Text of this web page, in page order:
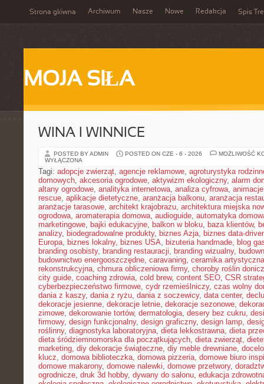
Strona główna Archiwum Nasze Nowe Redakcja Spis
MOJA SIŁA
WINA I WINNICE
POSTED BY ADMIN POSTED ON CZE - 6 - 2026
MOŻLIWOŚĆ
WYŁĄCZONA
Tagi: adopcje zwierząt, agencje reklamowe, agroturystyka
domowych, akcesoria ogrodowe, aktywizm ekologiczny, alarm
altany ogrodowe, analityka internetowa, analiza cyfrowa,
rescue, aplikacje dietetyczne, aranżacja balkonu, aranżacja
aranżacje tarasowe, architekt krajobrazu, architektura miejska
ogrodowa, aromaterapia domowa, audioguide, automatyka
marketingowe, bajki edukacyjne, balkon w bloku, baza klientów,
analizy, biodegradowalne produkty, biznes Azja, biznes data-
Europa, biznes lokalny, biznes USA, bizuteria handmade, blog
branding osobisty, branding restauracji, branding wizualny,
budownictwo energooszczędne, caravaning, ceramika artystyczna
rekonstrukcyjna, chmura obliczeniowa firmy, choroby roślin
city guide, coaching zdrowia, cold brew, content SEO, CSR
cyberbezpieczeństwo firmowe, cydr rzemieślniczy, czas wolny
dania z kaszy, dania z ryżu, dania z soczewicy, data center,
dekoracje jesienne, dekoracje letnie, dekoracje sezonowe,
zimowe, dekorowanie tortów, dermatologia, desery bez cukru,
firmowy, design funkcjonalny, design graficzny, design lamp,
roślinny, diagnostyka laboratoryjna, dieta lekkostrawna, dieta
dieta śródziemnomorska dla początkujących, dieta zwierząt,
marketing, diy dekoracje świąteczne, diy meble drewniane,
klucz, domowa biblioteczka, domowa pizzeria, domowe biuro
domowe makarony, domowe nalewki, domowe przetwory,
ogrodnicze, druk 3d hobby, dywany do salonu, edukacja